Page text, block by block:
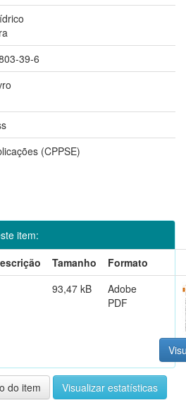
39-6
(CPPSE)
item:
Tamanho
Formato
93,47 kB
Adobe
PDF
do item Visualizar estatísticas